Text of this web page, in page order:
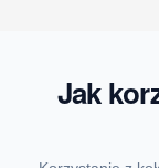
Jak